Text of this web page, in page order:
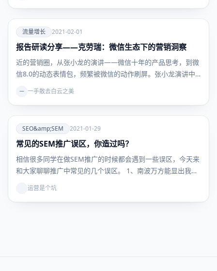
爱
流量增
长
流量增长 2021-02-01
报告研读分享——克劳瑞：微信生态下的营销洞察
近的营销圈，从张小龙的演讲——微信十年的产品思考，到微
信8.0的动态表情包，频繁被微信的动作刷屏。张小龙演讲中…
一 一手散去白云之美
爱
SEO&amp;SEM
SEO&amp;SEM 2021-01-29
常见的SEM推广误区，你造过吗？
相信很多同学在做SEM推广的时候都会遇到一些误区，今天来
和大家聊聊推广中常见的几个误区。 1、南波万方能显出我…
运营是个坑